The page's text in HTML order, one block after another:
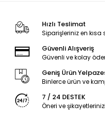
Hızlı Teslimat
Siparişleriniz en kısa
Güvenli Alışveriş
Güvenli ve kolay
Geniş Ürün
Binlerce ürün ve
7 / 24 DESTEK
Öneri ve